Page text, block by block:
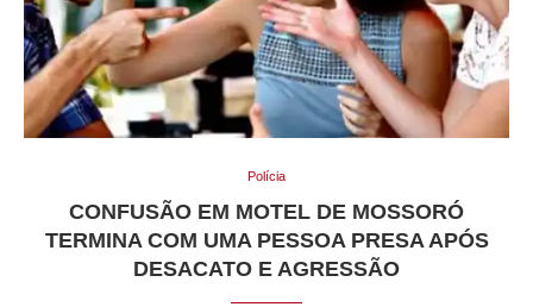
Polícia
CONFUSÃO EM MOTEL DE MOSSORÓ
TERMINA COM UMA PESSOA PRESA APÓS
DESACATO E AGRESSÃO